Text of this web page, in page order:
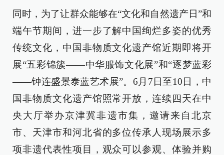
同时，为了让群众能够在“文化和自然遗产日”和
端午节期间，进一步了解中国绚烂多姿的优秀
传统文化，中国非物质文化遗产馆近期即将开
展“五彩锦簇——中华服饰文化展”和“逐梦蓝彩
——钟连盛景泰蓝艺术展”。6月7日至10日，中
国非物质文化遗产馆照常开放，连续四天在中
央大厅举办京津冀非遗市集，邀请来自北京
市、天津市和河北省的多位传承人现场展示多
项非遗代表性项目，观众可以参观、体验并购